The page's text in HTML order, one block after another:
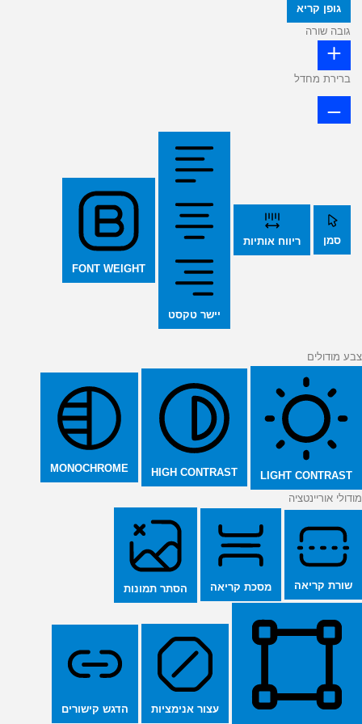
גופן קריא
גובה שורה
ברירת מחדל
סמן ריווח אותיות
יישר טקסט
FONT WEIGHT
צבע מודולים
LIGHT CONTRAST
HIGH CONTRAST
MONOCHROME
מודולי אוריינטציה
שורת קריאה מסכת קריאה הסתר תמונות
עצור אנימציות הדגש קישורים